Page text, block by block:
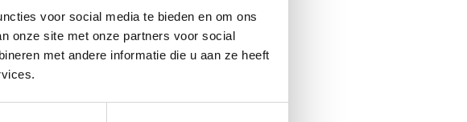
voor social media te bieden en om ons
onze site met onze partners voor social
met andere informatie die u aan ze heeft